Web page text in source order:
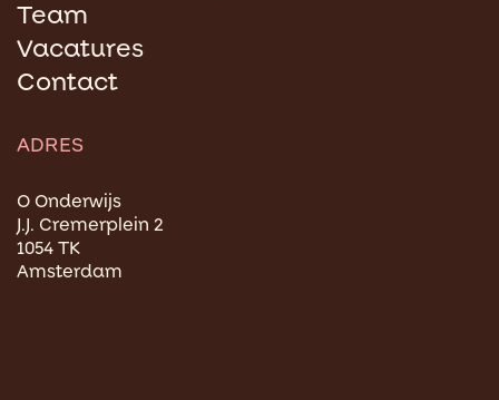
Team
Vacatures
Contact
ADRES
O Onderwijs
J.J. Cremerplein 2
1054 TK
Amsterdam